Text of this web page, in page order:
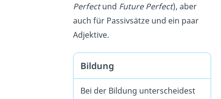
Perfectund Future Perfect), aber
auch für Passivsätze und ein paar
Adjektive.
Bildung
Bei der Bildung unterscheidest